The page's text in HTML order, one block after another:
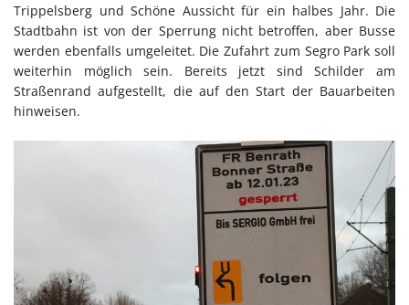
Trippelsberg und Schöne Aussicht für ein halbes Jahr. Die
Stadtbahn ist von der Sperrung nicht betroffen, aber Busse
werden ebenfalls umgeleitet. Die Zufahrt zum Segro Park soll
weiterhin möglich sein. Bereits jetzt sind Schilder am
Straßenrand aufgestellt, die auf den Start der Bauarbeiten
hinweisen.